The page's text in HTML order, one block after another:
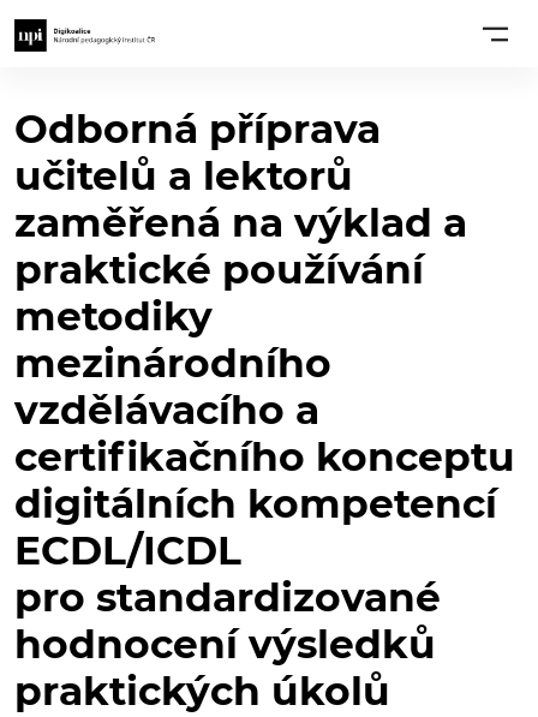
Odborná příprava
učitelů a lektorů
zaměřená na výklad a
praktické používání
metodiky
mezinárodního
vzdělávacího a
certifikačního konceptu
digitálních kompetencí
ECDL/ICDL
pro standardizované
hodnocení výsledků
praktických úkolů